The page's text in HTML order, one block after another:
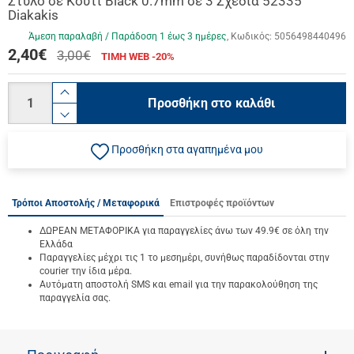
Diakakis
Άμεση παραλαβή / Παράδoση 1 έως 3 ημέρες Κωδικός: 5056498440496
2,40€ 3,00€ ΤΙΜΗ WEB -20%
product.increase.quantity
product.decrease.quantity
Προσθήκη στο καλάθι
Προσθήκη στα αγαπημένα μου
Τρόποι Αποστολής / Μεταφορικά Επιστροφές προϊόντων
ΔΩΡΕΑΝ ΜΕΤΑΦΟΡΙΚΑ για παραγγελίες άνω των 49.9€ σε όλη την
Ελλάδα
Παραγγελίες μέχρι τις 1 το μεσημέρι, συνήθως παραδίδονται στην
courier την ίδια μέρα.
Αυτόματη αποστολή SMS και email για την παρακολούθηση της
παραγγελία σας.